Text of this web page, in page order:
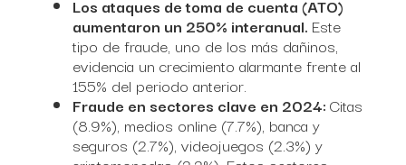
Los ataques de toma de cuenta (ATO)
aumentaron un 250% interanual. Este
tipo de fraude, uno de los más dañinos,
evidencia un crecimiento alarmante frente al
155% del periodo anterior.
Fraude en sectores clave en 2024:Citas
(8.9%), medios online (7.7%), banca y
seguros (2.7%), videojuegos (2.3%) y